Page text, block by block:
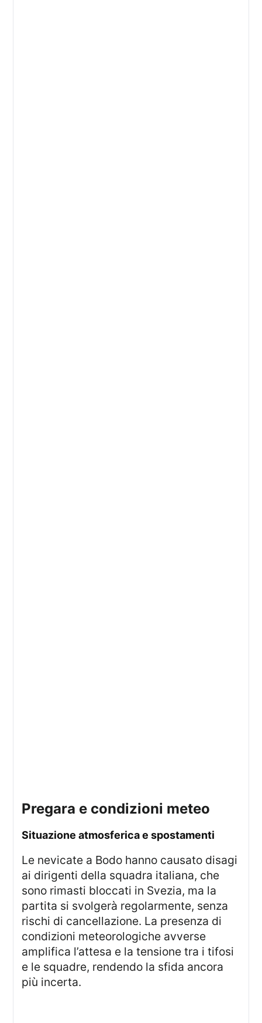
Pregara e condizioni meteo
Situazione atmosferica e spostamenti
Le nevicate a Bodo hanno causato disagi
ai dirigenti della squadra italiana, che
sono rimasti bloccati in Svezia, ma la
partita si svolgerà regolarmente, senza
rischi di cancellazione. La presenza di
condizioni meteorologiche avverse
amplifica l’attesa e la tensione tra i tifosi
e le squadre, rendendo la sfida ancora
più incerta.